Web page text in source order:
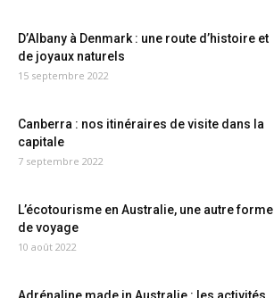
D’Albany à Denmark : une route d’histoire et
de joyaux naturels
15 septembre 2022
Canberra : nos itinéraires de visite dans la
capitale
7 septembre 2022
L’écotourisme en Australie, une autre forme
de voyage
10 août 2022